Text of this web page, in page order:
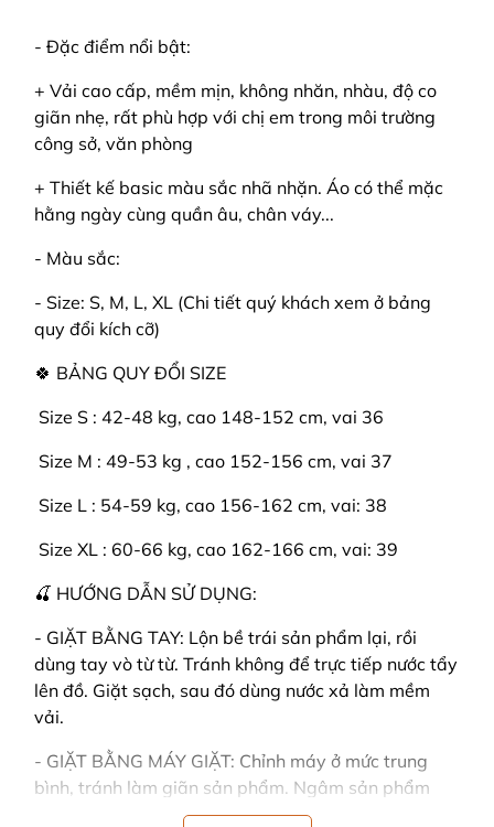
- Đặc điểm nổi bật:
+ Vải cao cấp, mềm mịn, không nhăn, nhàu, độ co
giãn nhẹ, rất phù hợp với chị em trong môi trường
công sở, văn phòng
+ Thiết kế basic màu sắc nhã nhặn. Áo có thể mặc
hằng ngày cùng quần âu, chân váy...
- Màu sắc:
- Size: S, M, L, XL (Chi tiết quý khách xem ở bảng
quy đổi kích cỡ)
🍀 BẢNG QUY ĐỔI SIZE
️ Size S : 42-48 kg, cao 148-152 cm, vai 36
️ Size M : 49-53 kg , cao 152-156 cm, vai 37
️ Size L : 54-59 kg, cao 156-162 cm, vai: 38
️ Size XL : 60-66 kg, cao 162-166 cm, vai: 39
🍒 HƯỚNG DẪN SỬ DỤNG:
- GIẶT BẰNG TAY: Lộn bề trái sản phẩm lại, rồi
dùng tay vò từ từ. Tránh không để trực tiếp nước tẩy
lên đồ. Giặt sạch, sau đó dùng nước xả làm mềm
vải.
- GIẶT BẰNG MÁY GIẶT: Chỉnh máy ở mức trung
bình, tránh làm giãn sản phẩm. Ngâm sản phẩm
trong khoảng thời gian ngắn. (LƯU Ý: giặt bằng